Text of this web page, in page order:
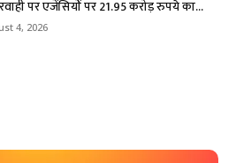
पर एजेंसियों पर 21.95 करोड़ रुपये का...
4, 2026